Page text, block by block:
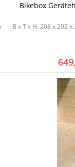
Bikebox
B x T x H: 208 x 202